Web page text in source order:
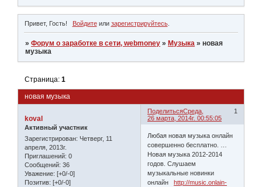
Привет, Гость! Войдитеили зарегистрируйтесь.
»Форум о заработке в сети, webmoney » Музыка »новая
музыка
новая музыка
Страница:1
Поделиться 1
Среда,
26 марта, 2014г. 00:55:05
koval
Активный участник
Зарегистрирован: Четверг, 11
апреля, 2013г.
Приглашений: 0
Сообщений: 36
Уважение: [+0/-0]
Позитив: [+0/-0]
Любая новая музыка онлайн
совершенно бесплатно. …
Новая музыка 2012-2014
годов. Слушаем
музыкальные новинки
онлайнhttp://music.onlain-